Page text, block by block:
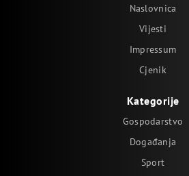
Naslovnica
Vijesti
Impressum
Cjenik
Kategorije
Gospodarstvo
Događanja
Sport